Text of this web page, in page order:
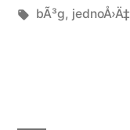
w
Tagi:
bÃ³g, jednoÅ›Ä‡